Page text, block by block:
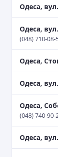
Одеса,
Одеса,
(048) 710-08-
Одеса,
Одеса,
Одеса,
(048) 740-90-
Одеса,